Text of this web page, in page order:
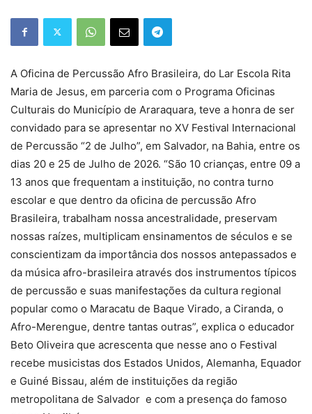
A Oficina de Percussão Afro Brasileira, do Lar Escola Rita
Maria de Jesus, em parceria com o Programa Oficinas
Culturais do Município de Araraquara, teve a honra de ser
convidado para se apresentar no XV Festival Internacional
de Percussão “2 de Julho”, em Salvador, na Bahia, entre os
dias 20 e 25 de Julho de 2026. “São 10 crianças, entre 09 a
13 anos que frequentam a instituição, no contra turno
escolar e que dentro da oficina de percussão Afro
Brasileira, trabalham nossa ancestralidade, preservam
nossas raízes, multiplicam ensinamentos de séculos e se
conscientizam da importância dos nossos antepassados e
da música afro-brasileira através dos instrumentos típicos
de percussão e suas manifestações da cultura regional
popular como o Maracatu de Baque Virado, a Ciranda, o
Afro-Merengue, dentre tantas outras”, explica o educador
Beto Oliveira que acrescenta que nesse ano o Festival
recebe musicistas dos Estados Unidos, Alemanha, Equador
e Guiné Bissau, além de instituições da região
metropolitana de Salvador e com a presença do famoso